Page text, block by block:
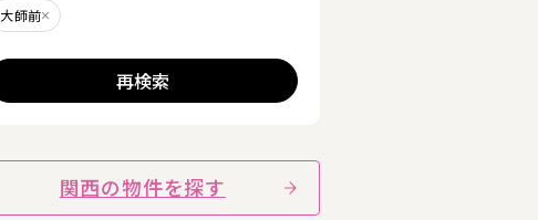
大師前削除する
再検索
関西の物件を探す